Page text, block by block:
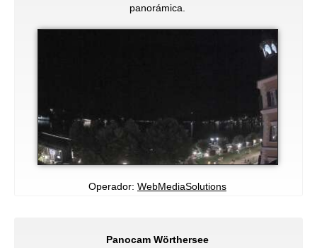
panorámica.
Operador: WebMediaSolutions
Panocam Wörthersee